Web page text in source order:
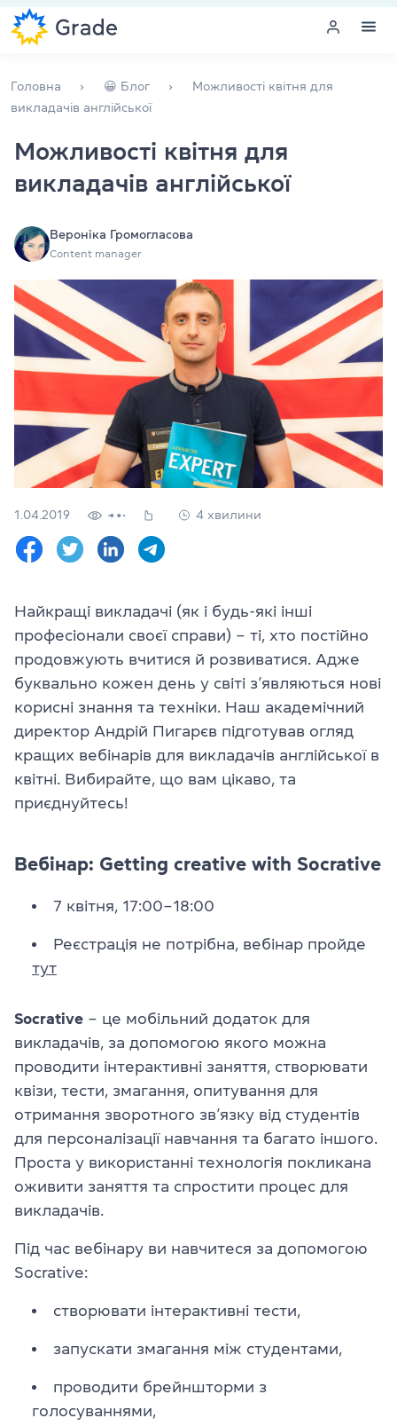
Навчання для викладачів
Підготовка до іспитів
Екзаменаційний центр
Перевірити свій рівень
Залишити заявку
(050) 580 11 00
(063) 580 11 00
Дивитись на Google Maps
Головна 😀 Блог
Можливості квітня для
викладачів англійської
Можливості квітня для
викладачів англійської
Вероніка Громогласова
Content manager
1.04.2019 4 хвилини
Найкращі викладачі (як і будь-які інші
професіонали своєї справи) – ті, хто постійно
продовжують вчитися й розвиватися. Адже
буквально кожен день у світі з’являються нові
корисні знання та техніки. Наш академічний
директор Андрій Пигарєв підготував огляд
кращих вебінарів для викладачів англійської в
квітні. Вибирайте, що вам цікаво, та
приєднуйтесь!
Вебінар: Getting creative with Socrative
7 квітня, 17:00–18:00
Реєстрація не потрібна, вебінар пройде
тут
Socrative – це мобільний додаток для
викладачів, за допомогою якого можна
проводити інтерактивні заняття, створювати
квізи, тести, змагання, опитування для
отримання зворотного зв’язку від студентів
для персоналізації навчання та багато іншого.
Проста у використанні технологія покликана
оживити заняття та спростити процес для
викладачів.
Під час вебінару ви навчитеся за допомогою
Socrative:
створювати інтерактивні тести,
запускати змагання між студентами,
проводити брейншторми з
голосуваннями,